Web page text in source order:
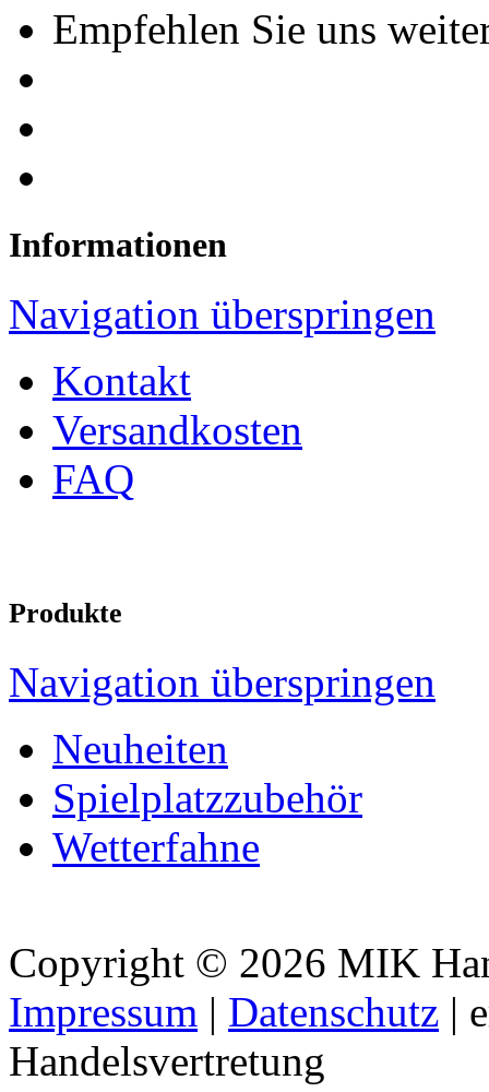
Empfehlen Sie uns
Informationen
Navigation überspringen
Kontakt
Versandkosten
FAQ
Produkte
Navigation überspringen
Neuheiten
Spielplatzzubehör
Wetterfahne
Copyright © 2026 MIK
Impressum | Datenschutz |
Handelsvertretung